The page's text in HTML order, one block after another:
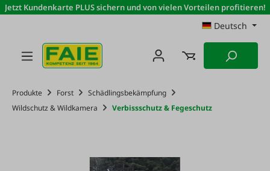
Zum Hauptinhalt springen
Jetzt Kundenkarte PLUS sichern und von vielen Vorteilen profitieren!
Deutsch
Produkte Forst
Schädlingsbekämpfung
Wildschutz & Wildkamera
Verbissschutz & Fegeschutz